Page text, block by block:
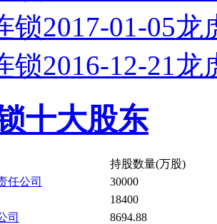
锁2017-01-05龙
锁2016-12-21龙
十大股东
持股数量(万股)
任公司
30000
18400
司
8694.88